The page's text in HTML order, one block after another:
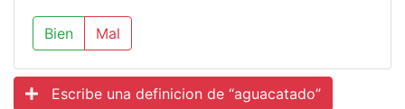
Bien Mal
Escribe una definicion de “aguacatado”